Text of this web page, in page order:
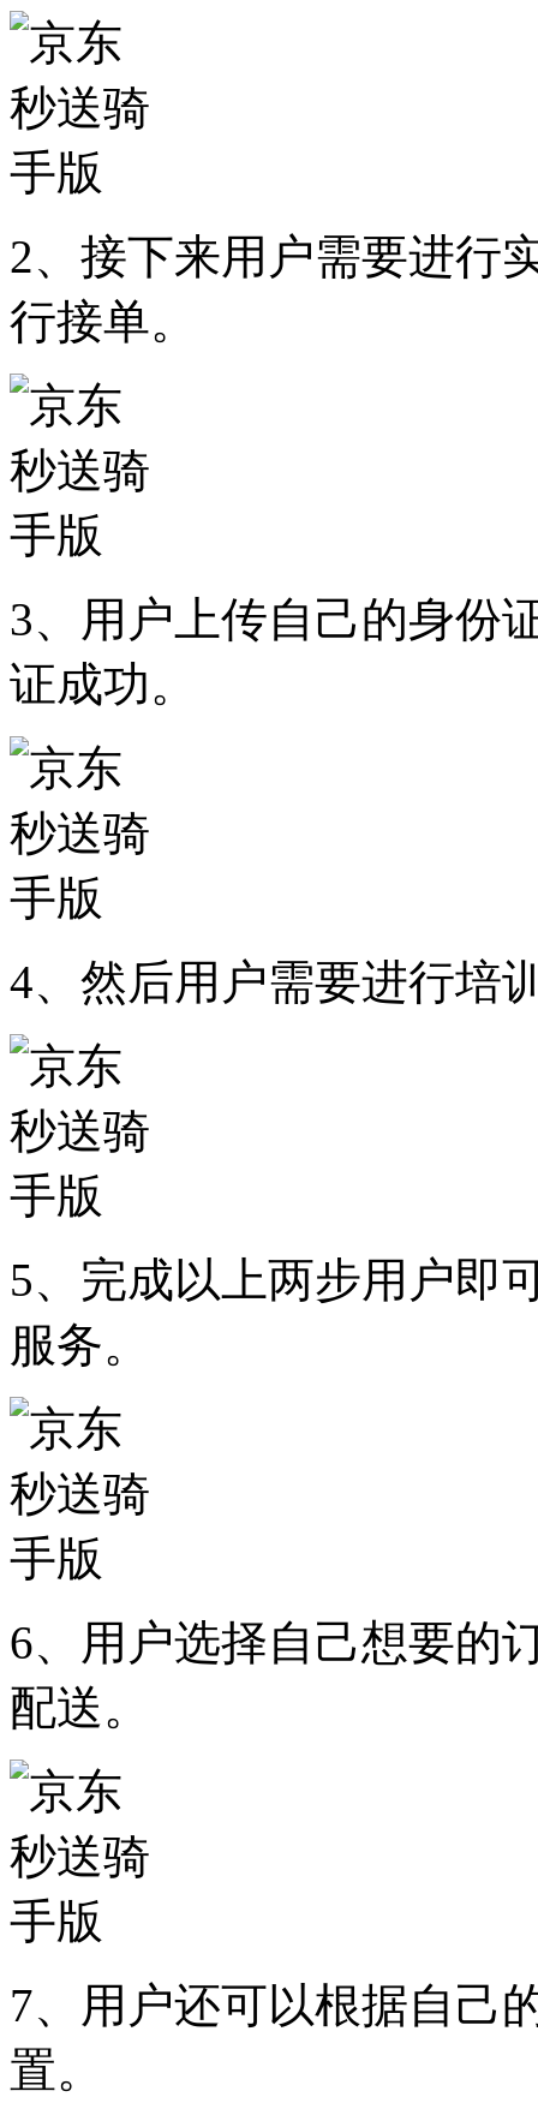
2、接下来用户需要进行
行接单。
3、用户上传自己的身份
证成功。
4、然后用户需要进行培
5、完成以上两步用户即
服务。
6、用户选择自己想要的
配送。
7、用户还可以根据自己
置。